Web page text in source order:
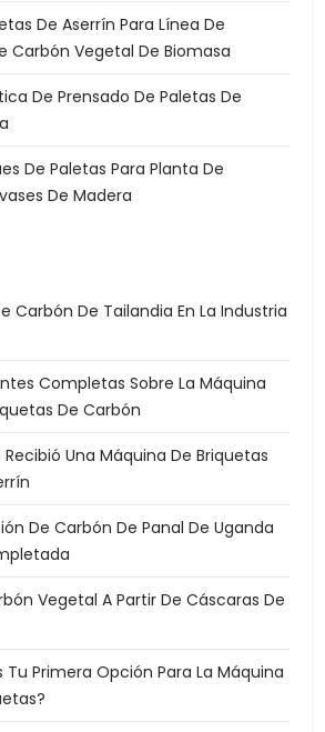
De Aserrín Para Línea De
Carbón Vegetal De Biomasa
De Prensado De Paletas De
De Paletas Para Planta De
De Madera
Carbón De Tailandia En La Industria
Completas Sobre La Máquina
De Carbón
Una Máquina De Briquetas
De Carbón De Panal De Uganda
Vegetal A Partir De Cáscaras De
Tu Primera Opción Para La Máquina